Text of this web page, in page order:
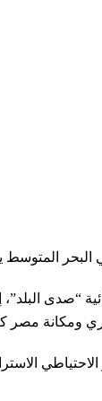
المتوسط
“صدى البلد”،
ومكانة